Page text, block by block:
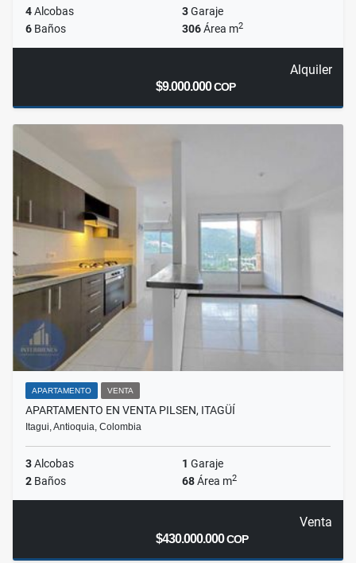
4Alcobas 3Garaje
6 Baños 306Área m2
Alquiler
$9.000.000COP
APARTAMENTO VENTA
APARTAMENTO EN VENTA PILSEN, ITAGÜÍ
Itagui, Antioquia, Colombia
3Alcobas 1 Garaje
2 Baños 68Área m2
Venta
$430.000.000COP